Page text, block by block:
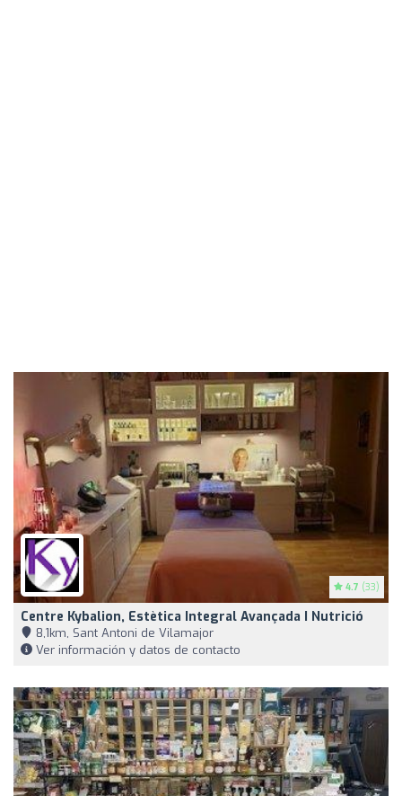
4.7 (33)
Centre Kybalion, Estètica Integral Avançada I Nutrició
8,1km, Sant Antoni de Vilamajor
Ver información y datos de contacto